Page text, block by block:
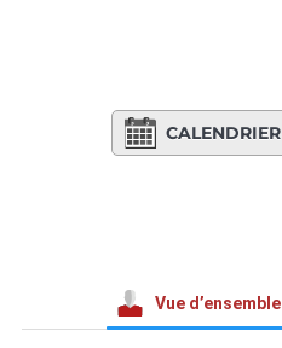
CALENDRIER
Vue d’ensemble